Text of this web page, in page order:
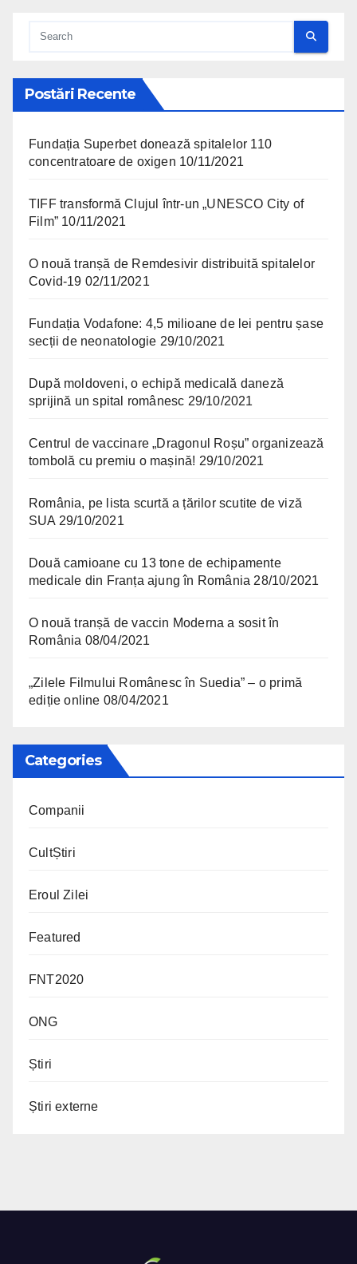
Postări Recente
Fundația Superbet donează spitalelor 110
concentratoare de oxigen 10/11/2021
TIFF transformă Clujul într-un „UNESCO City of
Film” 10/11/2021
O nouă tranșă de Remdesivir distribuită spitalelor
Covid-19 02/11/2021
Fundația Vodafone: 4,5 milioane de lei pentru șase
secții de neonatologie 29/10/2021
După moldoveni, o echipă medicală daneză
sprijină un spital românesc 29/10/2021
Centrul de vaccinare „Dragonul Roșu” organizează
tombolă cu premiu o mașină! 29/10/2021
România, pe lista scurtă a țărilor scutite de viză
SUA 29/10/2021
Două camioane cu 13 tone de echipamente
medicale din Franța ajung în România 28/10/2021
O nouă tranșă de vaccin Moderna a sosit în
România 08/04/2021
„Zilele Filmului Românesc în Suedia” – o primă
ediție online 08/04/2021
Categories
Companii
CultȘtiri
Eroul Zilei
Featured
FNT2020
ONG
Știri
Știri externe